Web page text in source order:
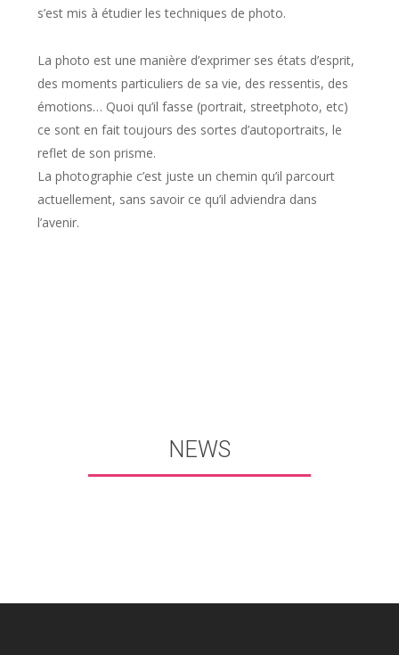
s’est mis à étudier les techniques de photo.
La photo est une manière d’exprimer ses états d’esprit,
des moments particuliers de sa vie, des ressentis, des
émotions… Quoi qu’il fasse (portrait, streetphoto, etc)
ce sont en fait toujours des sortes d’autoportraits, le
reflet de son prisme.
La photographie c’est juste un chemin qu’il parcourt
actuellement, sans savoir ce qu’il adviendra dans
l’avenir.
NEWS